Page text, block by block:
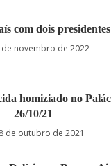
com dois
de novembro de 2022
homiziado no
26/10/21
de outubro de 2021